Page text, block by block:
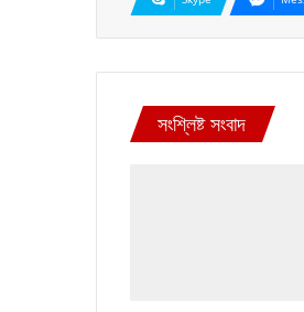
সংশ্লিষ্ট সংবাদ